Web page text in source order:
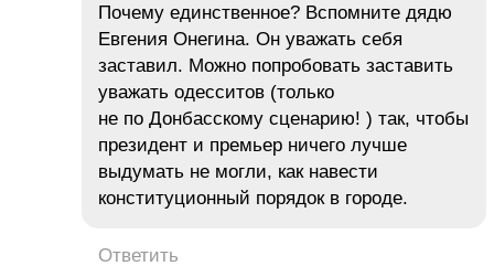
Почему единственное? Вспомните дядю
Евгения Онегина. Он уважать себя
заставил. Можно попробовать заставить
уважать одесситов (только
не по Донбасскому сценарию! ) так, чтобы
президент и премьер ничего лучше
выдумать не могли, как навести
конституционный порядок в городе.
Ответить